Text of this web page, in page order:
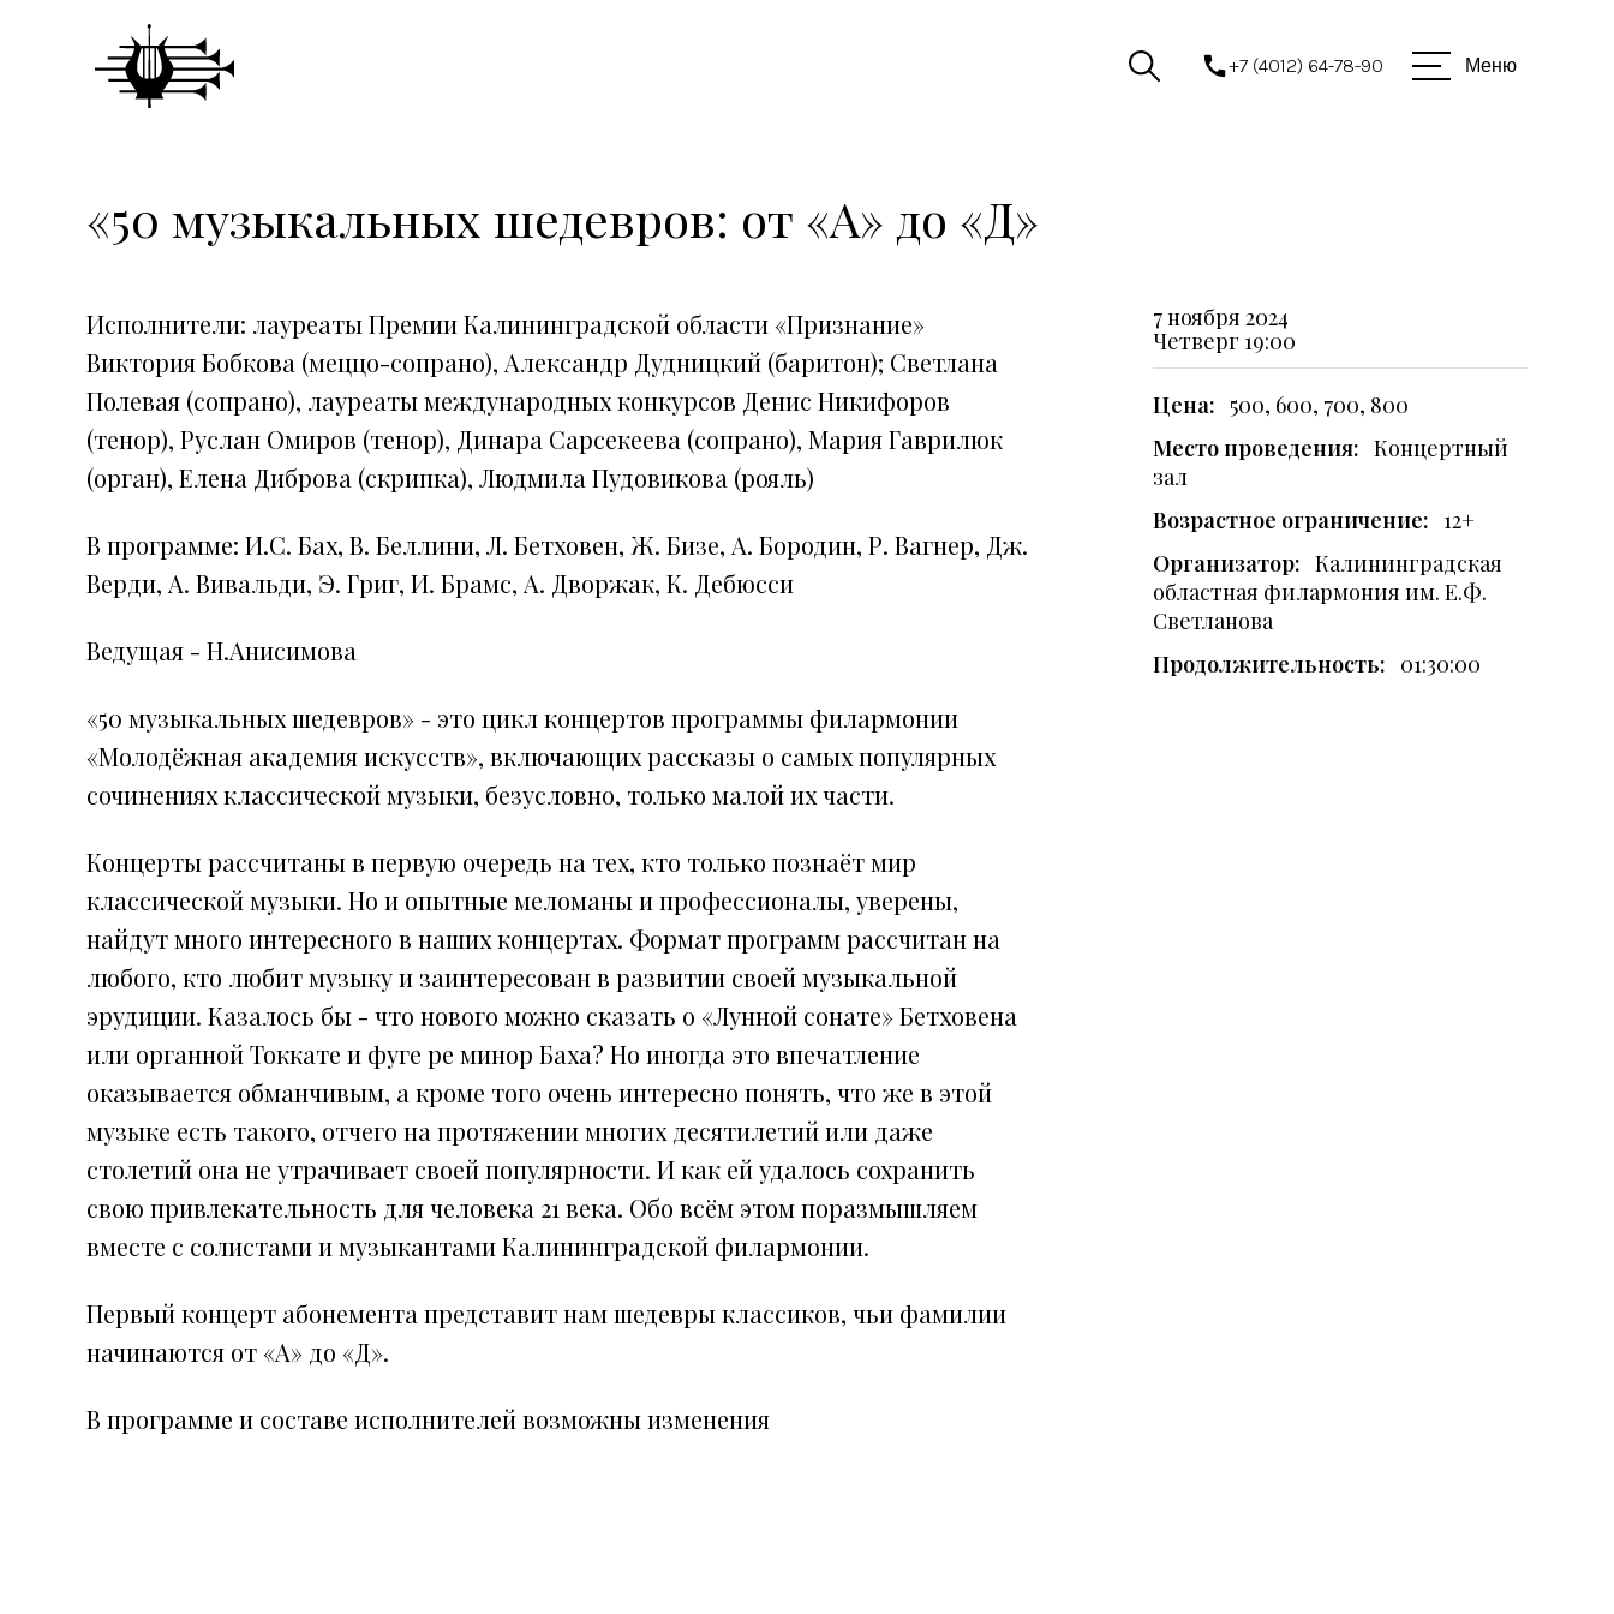
+7 (4012) 64-78-90 Меню
«50 музыкальных шедевров: от «А» до «Д»
Исполнители: лауреаты Премии Калининградской области «Признание»
Виктория Бобкова (меццо-сопрано), Александр Дудницкий (баритон); Светлана
Полевая (сопрано), лауреаты международных конкурсов Денис Никифоров
(тенор), Руслан Омиров (тенор), Динара Сарсекеева (сопрано), Мария Гаврилюк
(орган), Елена Диброва (скрипка), Людмила Пудовикова (рояль)
В программе: И.С. Бах, В. Беллини, Л. Бетховен, Ж. Бизе, А. Бородин, Р. Вагнер, Дж.
Верди, А. Вивальди, Э. Григ, И. Брамс, А. Дворжак, К. Дебюсси
Ведущая - Н.Анисимова
«50 музыкальных шедевров» - это цикл концертов программы филармонии
«Молодёжная академия искусств», включающих рассказы о самых популярных
сочинениях классической музыки, безусловно, только малой их части.
Концерты рассчитаны в первую очередь на тех, кто только познаёт мир
классической музыки. Но и опытные меломаны и профессионалы, уверены,
найдут много интересного в наших концертах. Формат программ рассчитан на
любого, кто любит музыку и заинтересован в развитии своей музыкальной
эрудиции. Казалось бы - что нового можно сказать о «Лунной сонате» Бетховена
или органной Токкате и фуге ре минор Баха? Но иногда это впечатление
оказывается обманчивым, а кроме того очень интересно понять, что же в этой
музыке есть такого, отчего на протяжении многих десятилетий или даже
столетий она не утрачивает своей популярности. И как ей удалось сохранить
свою привлекательность для человека 21 века. Обо всём этом поразмышляем
вместе с солистами и музыкантами Калининградской филармонии.
Первый концерт абонемента представит нам шедевры классиков, чьи фамилии
начинаются от «А» до «Д».
В программе и составе исполнителей возможны изменения
7 ноября 2024
Четверг 19:00
Цена: 500, 600, 700, 800
Место проведения: Концертный
зал
Возрастное ограничение: 12+
Организатор: Калининградская
областная филармония им. Е.Ф.
Светланова
Продолжительность: 01:30:00